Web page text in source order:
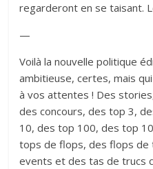
regarderont en se taisant.
—
Voilà la nouvelle politique
ambitieuse, certes, mais
à vos attentes ! Des
des concours, des top 3,
10, des top 100, des top
tops de flops, des flops de
events et des tas de trucs